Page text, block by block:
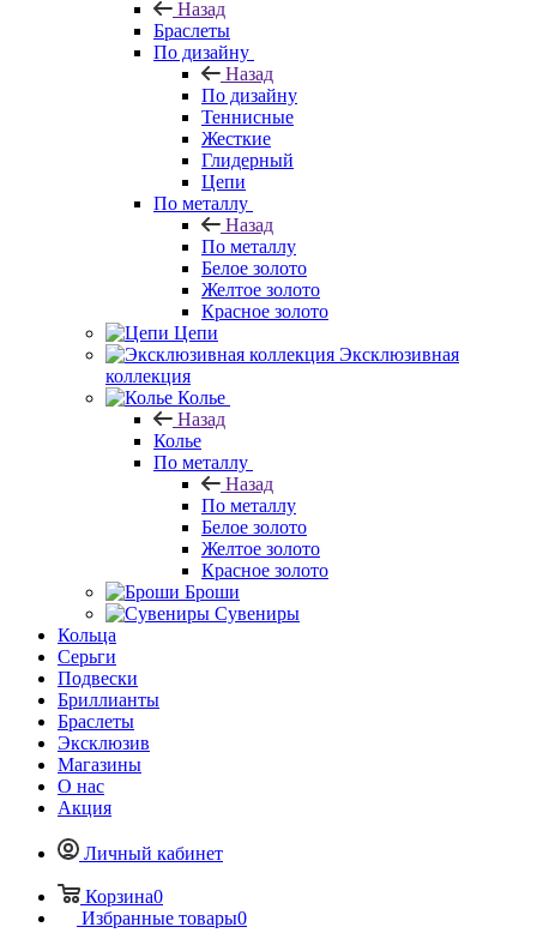
Назад
Браслеты
По дизайну
Назад
По дизайну
Теннисные
Жесткие
Глидерный
Цепи
По металлу
Назад
По металлу
Белое золото
Желтое золото
Красное золото
Цепи
Эксклюзивная
коллекция
Колье
Назад
Колье
По металлу
Назад
По металлу
Белое золото
Желтое золото
Красное золото
Броши
Сувениры
Кольца
Серьги
Подвески
Бриллианты
Браслеты
Эксклюзив
Магазины
О нас
Акция
Личный кабинет
Корзина0
Избранные товары0